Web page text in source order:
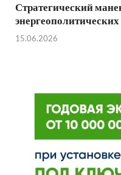
Стратегический
энергеополитических
15.06.2026